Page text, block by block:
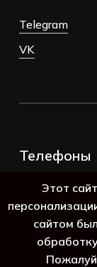
Telegram
VK
Телефоны
8 (800)
Этот
сайтом